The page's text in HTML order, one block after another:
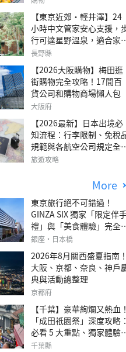
【東京近郊・輕井澤】24
小時中文管家安心支援，
行可達星野溫泉，適合家
旅行、三代同遊與紀念日的
澤森四季VILLA」
長野縣
【2026大阪購物】梅田逛
街購物完全攻略！17間百
貨公司和購物商場懶人包
大阪府
【2026最新】日本出境必
知流程：行李限制、免稅
規範與各航空公司規定全
略
旅遊攻略
More
東京旅行絕不可錯過！
GINZA SIX 獨家「限定伴
禮」與「美食體驗」完全
南
銀座・日本橋
2026年8月關西盛夏指南！
大阪、京都、奈良、神戶
典與活動總整理
京都府
【千葉】豪華絢爛又熱血！
「成田祇園祭」深度攻略：
必看 5 大重點、獨家體驗
南
千葉縣